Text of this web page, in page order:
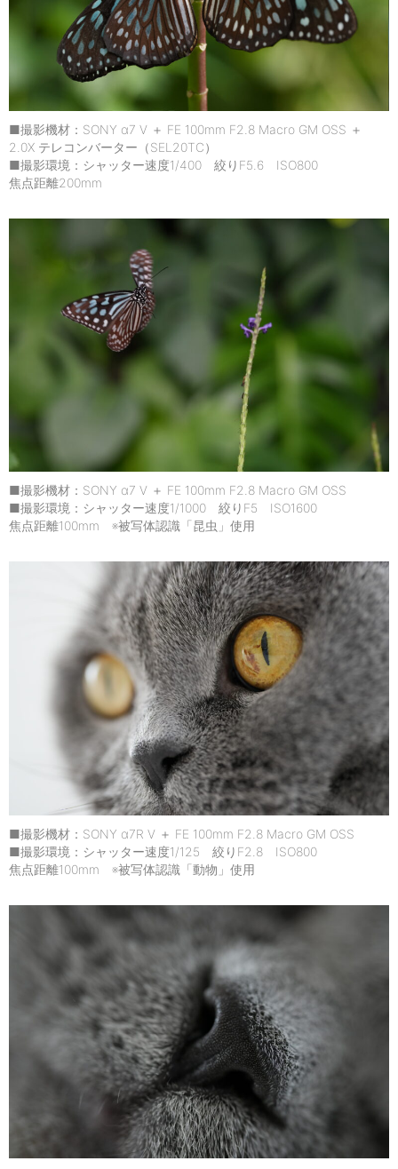
■撮影機材：SONY α7 V ＋ FE 100mm F2.8 Macro GM OSS ＋
2.0X テレコンバーター（SEL20TC）
■撮影環境：シャッター速度1/400 絞りF5.6 ISO800
焦点距離200mm
■撮影機材：SONY α7 V ＋ FE 100mm F2.8 Macro GM OSS
■撮影環境：シャッター速度1/1000 絞りF5 ISO1600
焦点距離100mm ※被写体認識「昆虫」使用
■撮影機材：SONY α7R V ＋ FE 100mm F2.8 Macro GM OSS
■撮影環境：シャッター速度1/125 絞りF2.8 ISO800
焦点距離100mm ※被写体認識「動物」使用